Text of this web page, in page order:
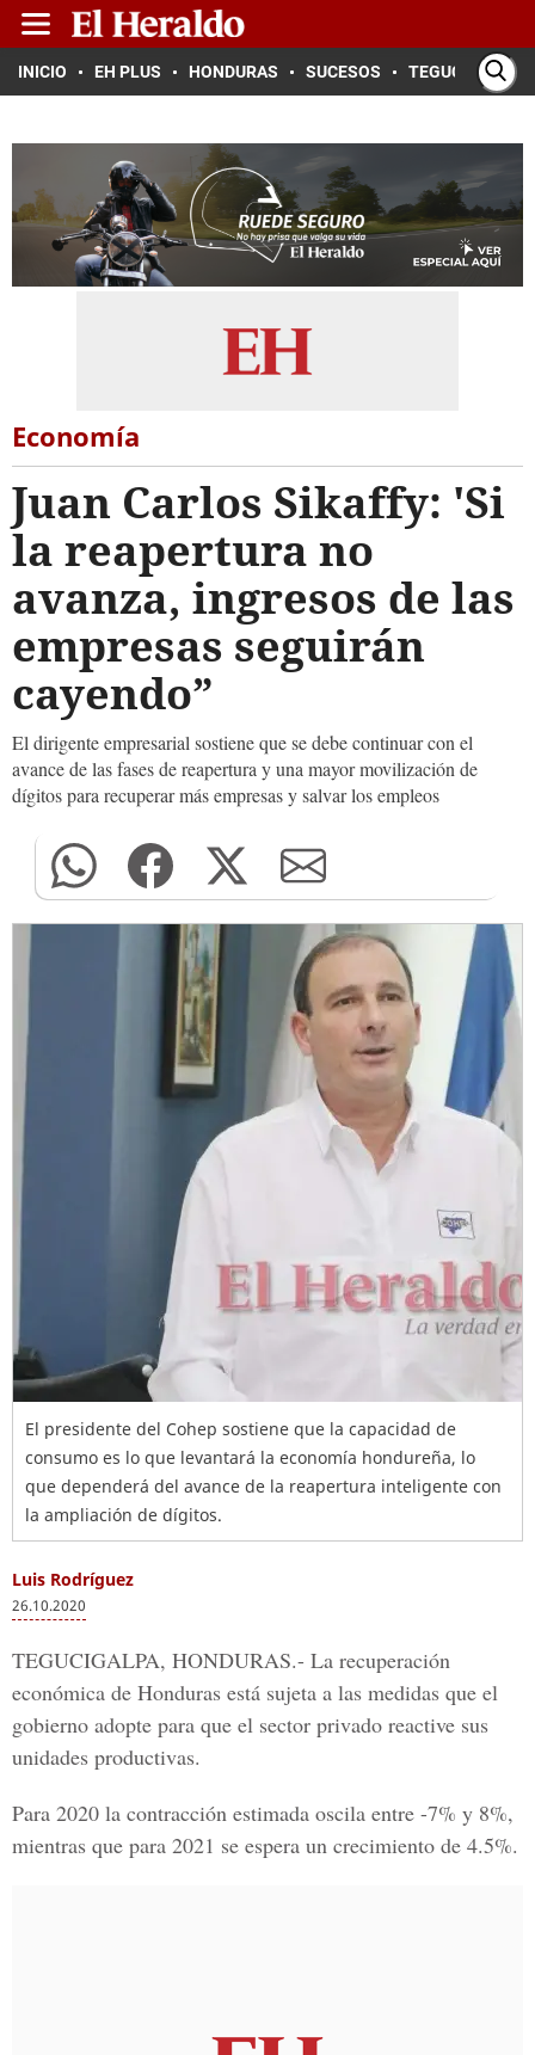
INICIO EH PLUS HONDURAS SUCESOS TEGUCIGALPA
Economía
Juan Carlos Sikaffy: 'Si
la reapertura no
avanza, ingresos de las
empresas seguirán
cayendo”
El dirigente empresarial sostiene que se debe continuar con el
avance de las fases de reapertura y una mayor movilización de
dígitos para recuperar más empresas y salvar los empleos
El presidente del Cohep sostiene que la capacidad de
consumo es lo que levantará la economía hondureña, lo
que dependerá del avance de la reapertura inteligente con
la ampliación de dígitos.
Luis Rodríguez
26.10.2020
TEGUCIGALPA, HONDURAS.- La recuperación
económica de Honduras está sujeta a las medidas que el
gobierno adopte para que el sector privado reactive sus
unidades productivas.
Para 2020 la contracción estimada oscila entre -7% y 8%,
mientras que para 2021 se espera un crecimiento de 4.5%.